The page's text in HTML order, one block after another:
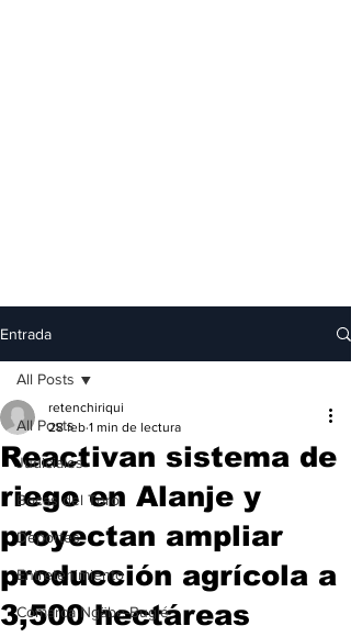
Entrada
All Posts
Judiciales
Bocas del Toro
Deportes
Entretenimiento
Comarca Ngäbe-Buglé
All Posts
Reactivan sistema de
riego en Alanje y
proyectan ampliar
producción agrícola a
3,500 hectáreas
retenchiriqui
28 feb 1 min de lectura